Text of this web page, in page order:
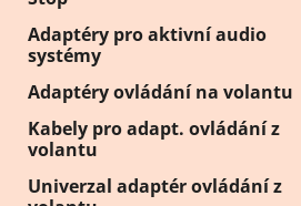
Adaptéry pro aktivní audio
systémy
Adaptéry ovládání na volantu
Kabely pro adapt. ovládání z
volantu
Univerzal adaptér ovládání z